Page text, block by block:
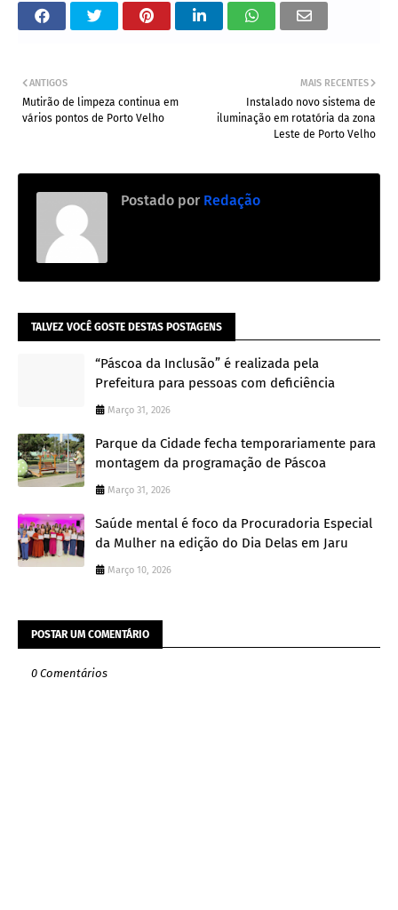
MAIS RECENTES
Instalado novo sistema de
iluminação em rotatória da zona
Leste de Porto Velho
ANTIGOS
Mutirão de limpeza continua em
vários pontos de Porto Velho
Postado por Redação
TALVEZ VOCÊ GOSTE DESTAS POSTAGENS
“Páscoa da Inclusão” é realizada pela
Prefeitura para pessoas com deficiência
Março 31, 2026
Parque da Cidade fecha temporariamente para
montagem da programação de Páscoa
Março 31, 2026
Saúde mental é foco da Procuradoria Especial
da Mulher na edição do Dia Delas em Jaru
Março 10, 2026
POSTAR UM COMENTÁRIO
0 Comentários